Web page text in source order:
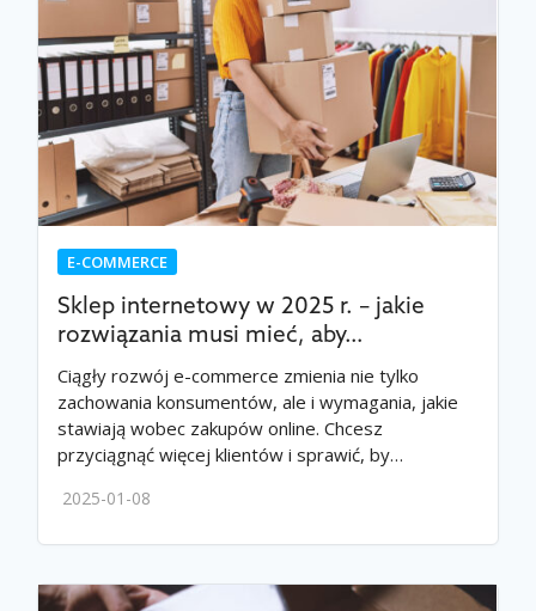
E-COMMERCE
Sklep internetowy w 2025 r. – jakie
rozwiązania musi mieć, aby…
Ciągły rozwój e-commerce zmienia nie tylko
zachowania konsumentów, ale i wymagania, jakie
stawiają wobec zakupów online. Chcesz
przyciągnąć więcej klientów i sprawić, by…
2025-01-08